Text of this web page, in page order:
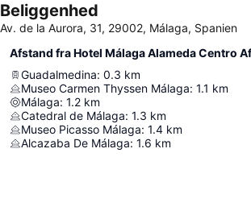
Beliggenhed
Av. de la Aurora, 31, 29002, Málaga, Spanien
Afstand fra Hotel Málaga Alameda Centro
Guadalmedina: 0.3 km
Museo Carmen Thyssen Málaga: 1.1 km
Málaga: 1.2 km
Catedral de Málaga: 1.3 km
Museo Picasso Málaga: 1.4 km
Alcazaba De Málaga: 1.6 km